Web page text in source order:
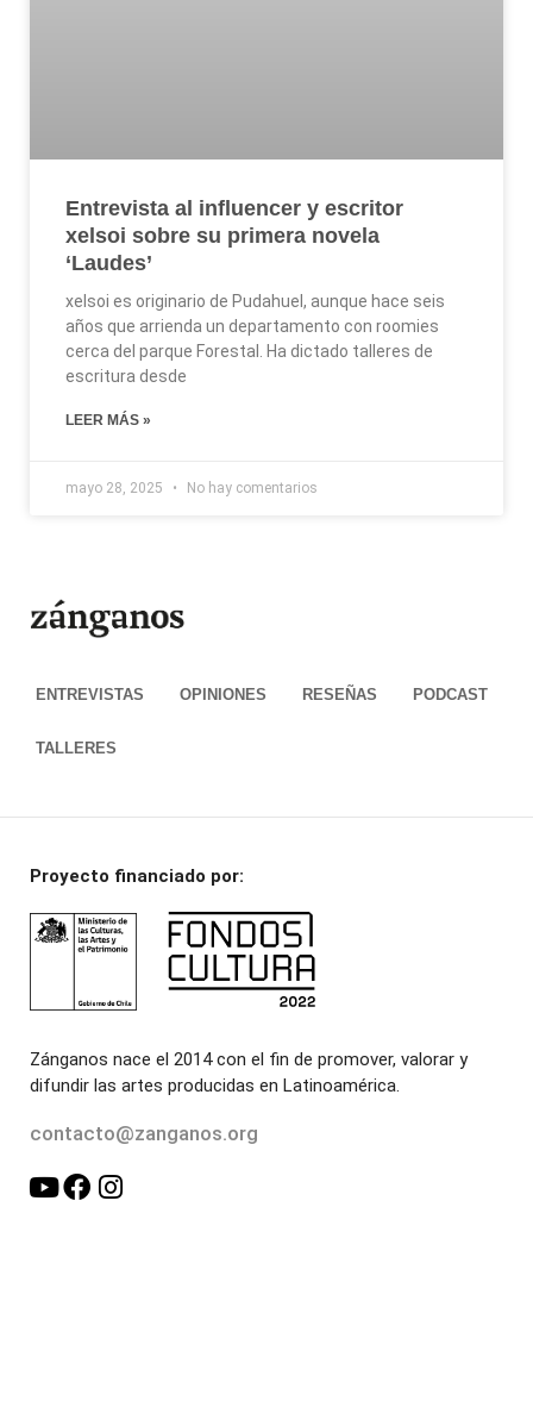
Entrevista al influencer y escritor
xelsoi sobre su primera novela
‘Laudes’
xelsoi es originario de Pudahuel, aunque hace seis
años que arrienda un departamento con roomies
cerca del parque Forestal. Ha dictado talleres de
escritura desde
LEER MÁS »
mayo 28, 2025 No hay comentarios
ENTREVISTAS OPINIONES RESEÑAS PODCAST
TALLERES
Proyecto financiado por:
Zánganos nace el 2014 con el fin de promover, valorar y
difundir las artes producidas en Latinoamérica.
contacto@zanganos.org